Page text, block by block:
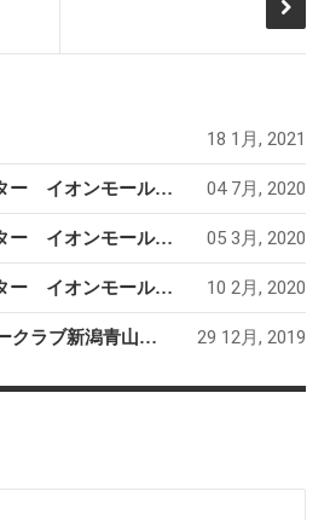
18 1月, 2021
Jeugiaカルチャーセンター イオンモール新潟南 2020 ６月 04 7月, 2020
Jeugiaカルチャーセンター イオンモール新潟南 レッスン変更のお知らせ 05 3月, 2020
Jeugiaカルチャーセンター イオンモール新潟南 冬 10 2月, 2020
◇◇◇イオンカルチャークラブ新潟青山店 カポエィラ・キッズ＆親子クラス◇◇◇ 29 12月, 2019